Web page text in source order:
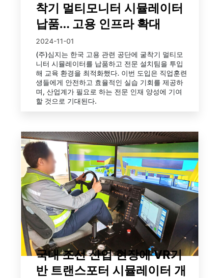
착기 멀티모니터 시뮬레이터
납품... 고용 인프라 확대
2024-11-01
(주)심지는 한국 고용 관련 공단에 굴착기 멀티모
니터 시뮬레이터를 납품하고 전문 설치팀을 투입
해 교육 환경을 최적화했다. 이번 도입은 직업훈련
생들에게 안전하고 효율적인 실습 기회를 제공하
며, 산업계가 필요로 하는 전문 인재 양성에 기여
할 것으로 기대된다.
국내 조선 산업 현장에 VR기
반 트랜스포터 시뮬레이터 개